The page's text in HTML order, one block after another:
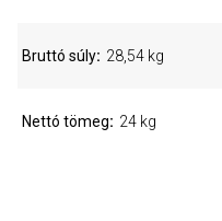
Bruttó súly 28,54 kg
Nettó tömeg 24 kg